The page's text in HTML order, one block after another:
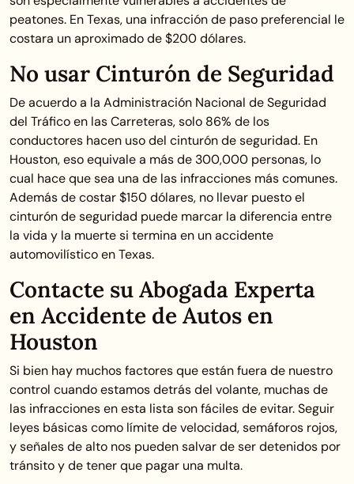
peatones. En Texas, una infracción de paso preferencial le
costara un aproximado de $200 dólares.
No usar Cinturón de Seguridad
De acuerdo a la Administración Nacional de Seguridad
del Tráfico en las Carreteras, solo 86% de los
conductores hacen uso del cinturón de seguridad. En
Houston, eso equivale a más de 300,000 personas, lo
cual hace que sea una de las infracciones más comunes.
Además de costar $150 dólares, no llevar puesto el
cinturón de seguridad puede marcar la diferencia entre
la vida y la muerte si termina en un accidente
automovilístico en Texas.
Contacte su Abogada Experta
en Accidente de Autos en
Houston
Si bien hay muchos factores que están fuera de nuestro
control cuando estamos detrás del volante, muchas de
las infracciones en esta lista son fáciles de evitar. Seguir
leyes básicas como límite de velocidad, semáforos rojos,
y señales de alto nos pueden salvar de ser detenidos por
tránsito y de tener que pagar una multa.